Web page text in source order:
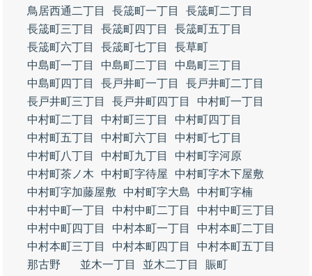
鳥居西通二丁目
長筬町一丁目
長筬町二丁目
長筬町三丁目
長筬町四丁目
長筬町五丁目
長筬町六丁目
長筬町七丁目
長草町
中島町一丁目
中島町二丁目
中島町三丁目
中島町四丁目
長戸井町一丁目
長戸井町二丁目
長戸井町三丁目
長戸井町四丁目
中村町一丁目
中村町二丁目
中村町三丁目
中村町四丁目
中村町五丁目
中村町六丁目
中村町七丁目
中村町八丁目
中村町九丁目
中村町字河原
中村町茶ノ木
中村町字待屋
中村町字木下屋敷
中村町字加藤屋敷
中村町字大島
中村町字楠
中村中町一丁目
中村中町二丁目
中村中町三丁目
中村中町四丁目
中村本町一丁目
中村本町二丁目
中村本町三丁目
中村本町四丁目
中村本町五丁目
那古野
並木一丁目 並木二丁目
賑町